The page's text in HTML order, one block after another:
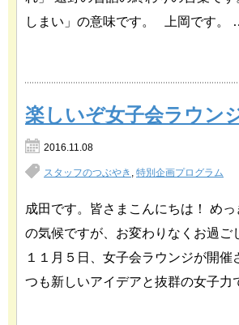
しまい」の意味です。 上岡です。
楽しいぞ女子会ラウン
2016.11.08
スタッフのつぶやき , 特別企画プログラム
成田です。皆さまこんにちは！ め
の気候ですが、お変わりなくお過ご
１１月５日、女子会ラウンジが開催
つも新しいアイデアと抜群の女子力